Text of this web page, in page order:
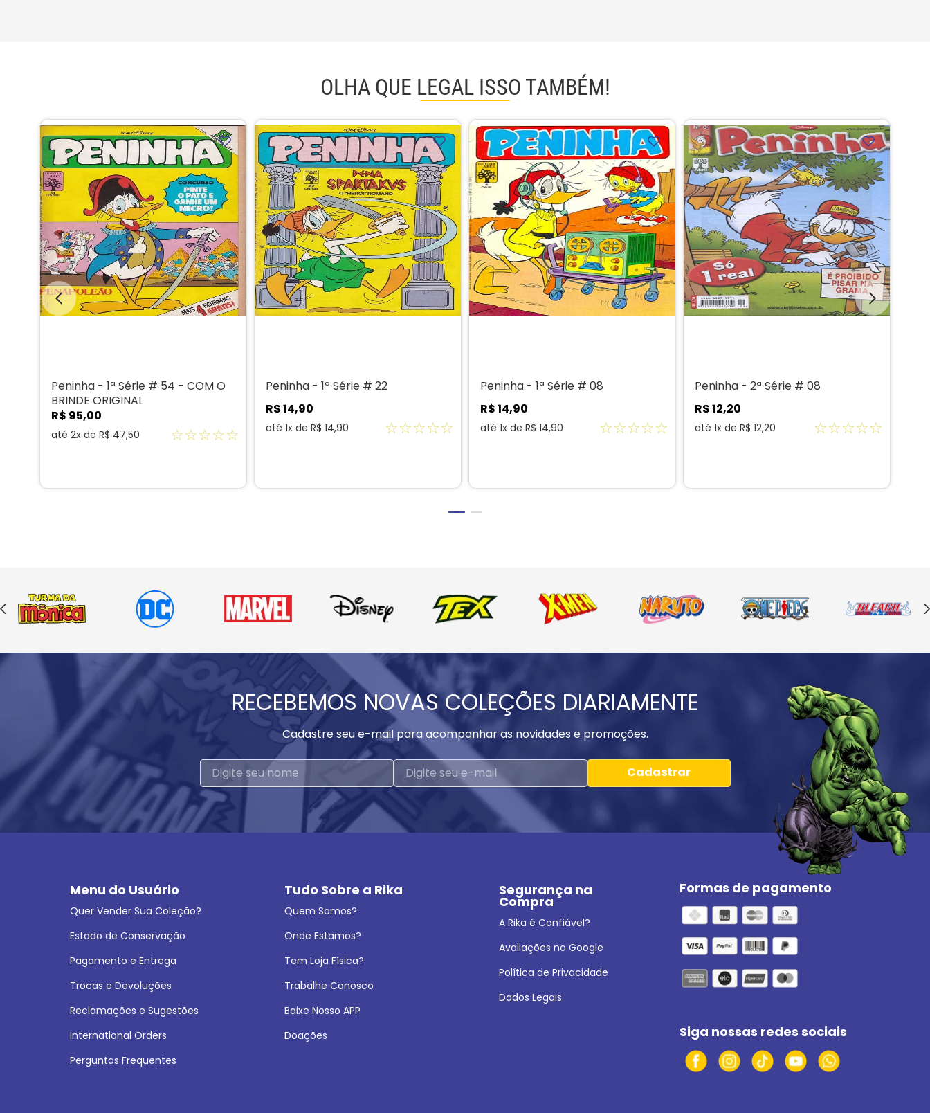
OLHA QUE LEGAL ISSO TAMBÉM!
Peninha - 1ª Série # 54 - COM O
BRINDE ORIGINAL
R$ 95,00
até 2x de R$ 47,50 ☆☆☆☆☆
Peninha - 1ª Série # 22
R$14,90
até 1x de R$ 14,90 ☆☆☆☆☆
Peninha - 1ª Série # 08
R$14,90
até 1x de R$ 14,90 ☆☆☆☆☆
Peninha - 2ª Série # 08
R$12,20
até 1x de R$ 12,20 ☆☆☆☆☆
RECEBEMOS NOVAS COLEÇÕES DIARIAMENTE
Cadastre seu e-mail para acompanhar as novidades e promoções.
Cadastrar
Menu do Usuário
Quer Vender Sua Coleção?
Estado de Conservação
Pagamento e Entrega
Trocas e Devoluções
Reclamações e Sugestões
International Orders
Perguntas Frequentes
Tudo Sobre a Rika
Quem Somos?
Onde Estamos?
Tem Loja Física?
Trabalhe Conosco
Baixe Nosso APP
Doações
Segurança na
Compra
A Rika é Confiável?
Avaliações no Google
Política de Privacidade
Dados Legais
Formas de pagamento
Siga nossas redes sociais